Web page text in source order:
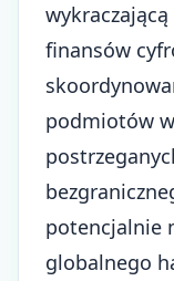
finansów
podmiotów
potencjalnie
globalnego